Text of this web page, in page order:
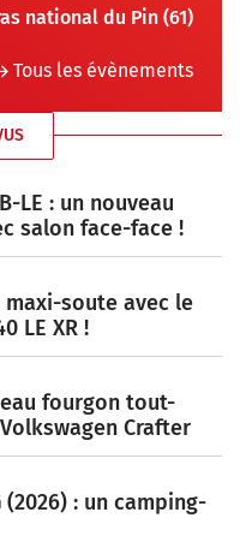
national du Pin (61)
Tous les évènements
LE : un nouveau
salon face-face !
maxi-soute avec le
LE XR !
fourgon tout-
Crafter
(2026) : un camping-